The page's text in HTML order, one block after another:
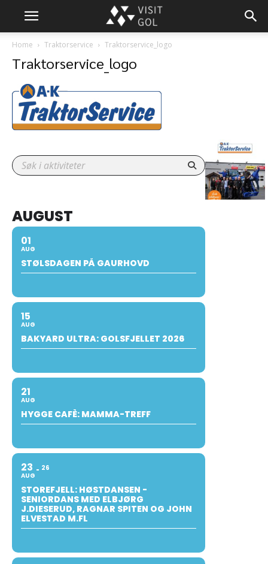
Home Traktorservice Traktorservice_logo
Traktorservice_logo
AUGUST
01
AUG
STØLSDAGEN PÅ GAURHOVD
15
AUG
BAKYARD ULTRA: GOLSFJELLET 2026
21
AUG
HYGGE CAFÈ: MAMMA-TREFF
23
AUG
26
STOREFJELL: HØSTDANSEN -
SENIORDANS MED ELBJØRG
J.DIESERUD, RAGNAR SPITEN OG JOHN
ELVESTAD M.FL